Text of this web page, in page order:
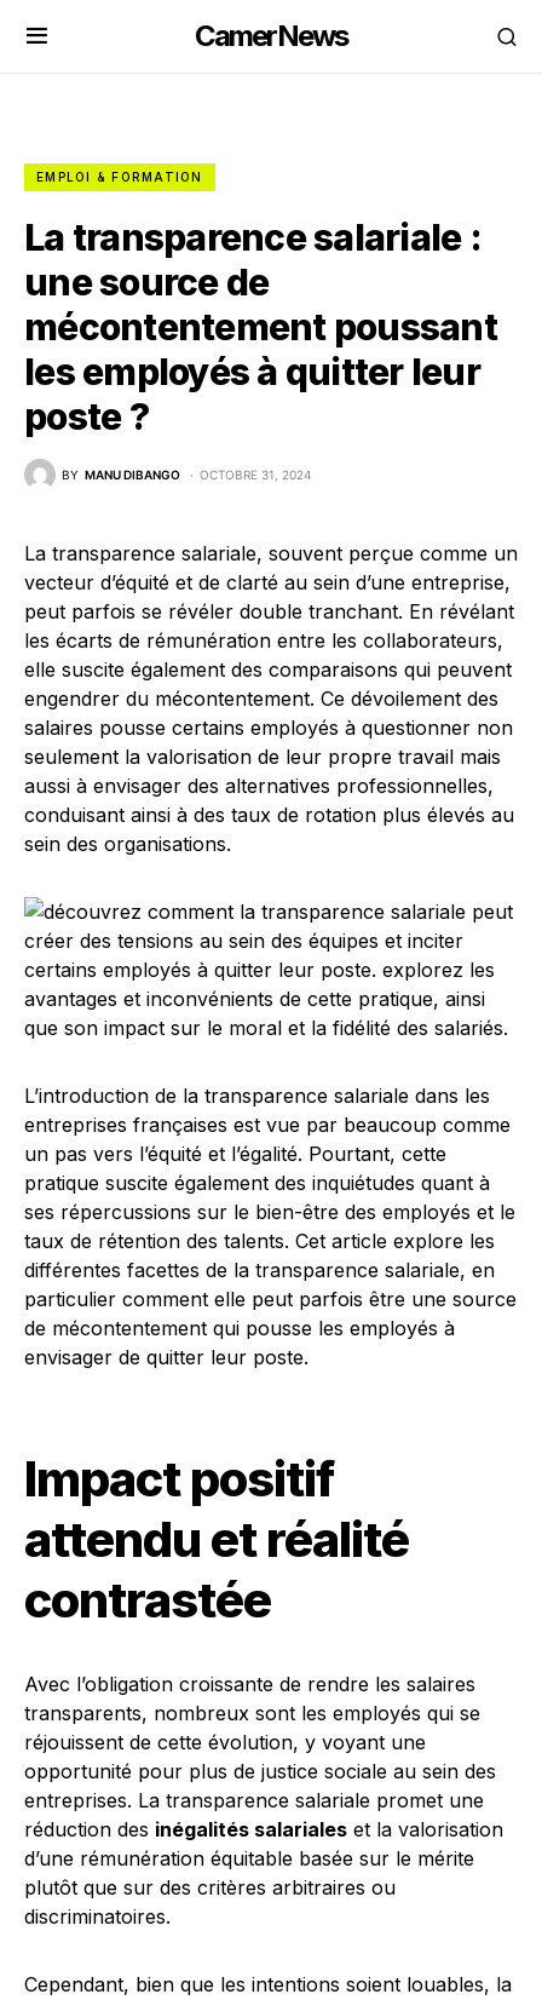
CamerNews
EMPLOI & FORMATION
La transparence salariale :
une source de
mécontentement poussant
les employés à quitter leur
poste ?
BY MANU DIBANGO OCTOBRE 31, 2024
La transparence salariale, souvent perçue comme un
vecteur d’équité et de clarté au sein d’une entreprise,
peut parfois se révéler double tranchant. En révélant
les écarts de rémunération entre les collaborateurs,
elle suscite également des comparaisons qui peuvent
engendrer du mécontentement. Ce dévoilement des
salaires pousse certains employés à questionner non
seulement la valorisation de leur propre travail mais
aussi à envisager des alternatives professionnelles,
conduisant ainsi à des taux de rotation plus élevés au
sein des organisations.
L’introduction de la transparence salariale dans les
entreprises françaises est vue par beaucoup comme
un pas vers l’équité et l’égalité. Pourtant, cette
pratique suscite également des inquiétudes quant à
ses répercussions sur le bien-être des employés et le
taux de rétention des talents. Cet article explore les
différentes facettes de la transparence salariale, en
particulier comment elle peut parfois être une source
de mécontentement qui pousse les employés à
envisager de quitter leur poste.
Impact positif
attendu et réalité
contrastée
Avec l’obligation croissante de rendre les salaires
transparents, nombreux sont les employés qui se
réjouissent de cette évolution, y voyant une
opportunité pour plus de justice sociale au sein des
entreprises. La transparence salariale promet une
réduction des inégalités salariales et la valorisation
d’une rémunération équitable basée sur le mérite
plutôt que sur des critères arbitraires ou
discriminatoires.
Cependant, bien que les intentions soient louables, la